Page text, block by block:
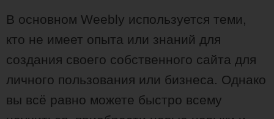
В основном Weebly используется теми,
кто не имеет опыта или знаний для
создания своего собственного сайта для
личного пользования или бизнеса. Однако
вы всё равно можете быстро всему